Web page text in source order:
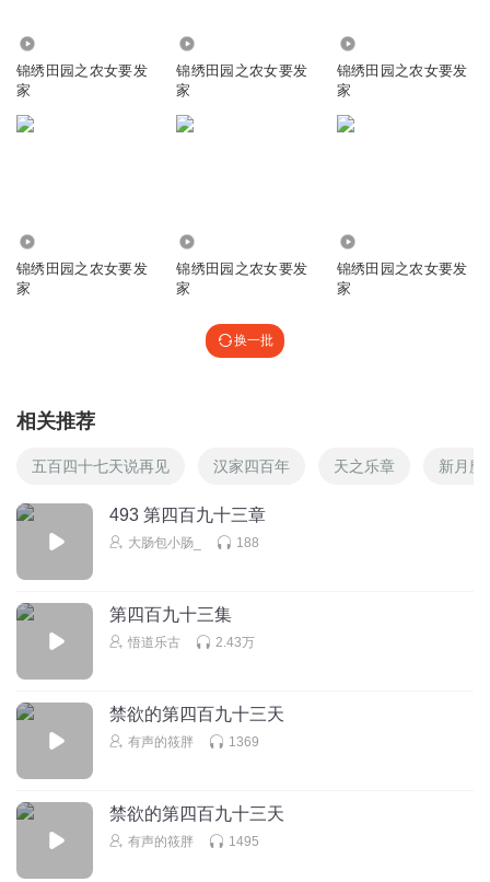
锦绣田园之农女要发
家
锦绣田园之农女要发
家
锦绣田园之农女要发
家
锦绣田园之农女要发
家
锦绣田园之农女要发
家
锦绣田园之农女要发
家
换一批
相关推荐
五百四十七天说再见 汉家四百年 天之乐章 新月魔
493 第四百九十三章
大肠包小肠_ 188
第四百九十三集
悟道乐古 2.43万
禁欲的第四百九十三天
有声的筱胖 1369
禁欲的第四百九十三天
有声的筱胖 1495